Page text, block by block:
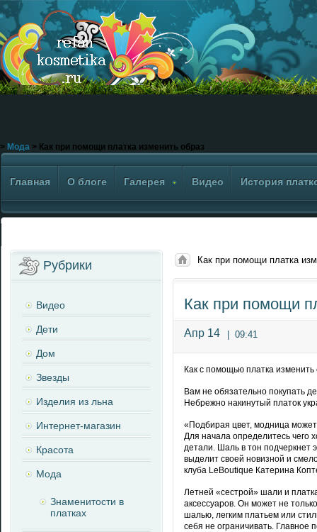
> Мода > Как при помощи платка изменить образ
Главная О блоге Галерея Видео История
Как при помощи платка
Как при помощи
Апр 14 09:41
Как с помощью платка изменить
Вам не обязательно покупать
Небрежно накинутый платок
«Подбирая цвет, модница
Для начала определитесь чего
детали. Шаль в тон подчеркнет
выделит своей новизной и
клуба LeBoutique Катерина
Летней «сестрой» шали и
аксессуаров. Он может не
шалью, легким платьем или
себя не ограничивать. Главное
Рубрики
Видео
Дети
Дом
Звезды
Изделия из льна
Интернет-магазин
Красота
Мода
Знаменитости в
платках